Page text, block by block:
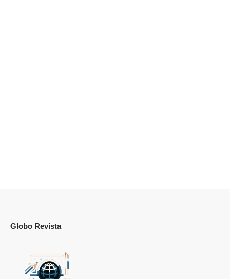
Globo Revista